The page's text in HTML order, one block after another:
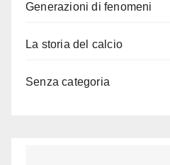
Generazioni di fenomeni
La storia del calcio
Senza categoria